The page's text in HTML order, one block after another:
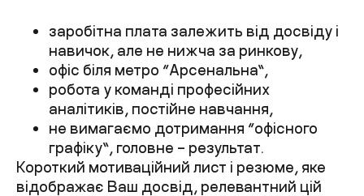
заробітна плата залежить від досвіду і
навичок, але не нижча за ринкову,
офіс біля метро “Арсенальна”,
робота у команді професійних
аналітиків, постійне навчання,
не вимагаємо дотримання “офісного
графіку”, головне – результат.
Короткий мотиваційний лист і резюме, яке
відображає Ваш досвід, релевантний цій